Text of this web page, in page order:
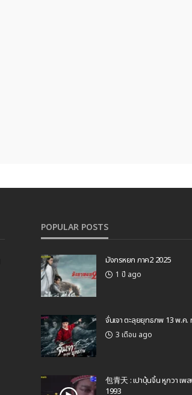
POPULAR POSTS
มังกรหยก ภาค2 2025
1 ปี ago
จั่นเจา ตะลุยยุทธภพ 13 พ.ค.
3 เดือน ago
包青天 : เปาบุ้นจิ้น หูกวา เพ
1993